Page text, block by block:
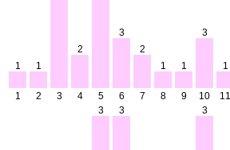
1
1
1
2 3
2
4 5
3
6
2
7
1
8
1
9
3
10
1
11
3 3 3